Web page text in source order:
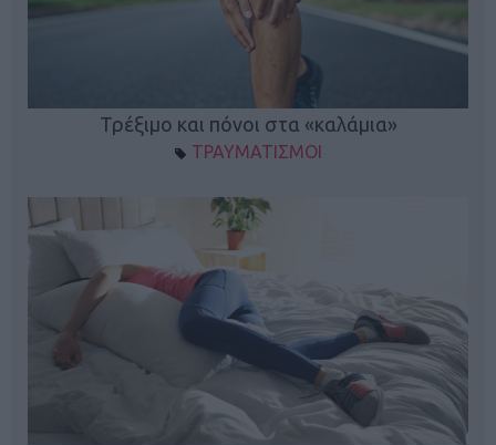
Τρέξιμο και πόνοι στα «καλάμια»
ΤΡΑΥΜΑΤΙΣΜΟΙ